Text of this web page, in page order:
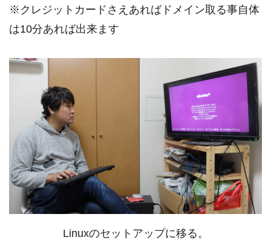
※クレジットカードさえあればドメイン取る事自体
は10分あれば出来ます
Linuxのセットアップに移る。